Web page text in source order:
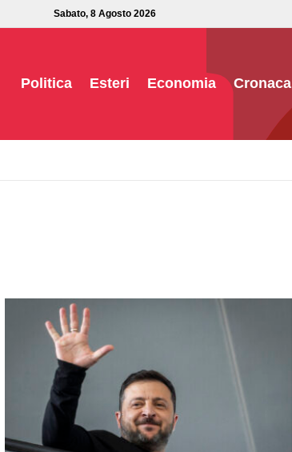
Sabato, 8 Agosto 2026
Politica Esteri Economia Cronaca